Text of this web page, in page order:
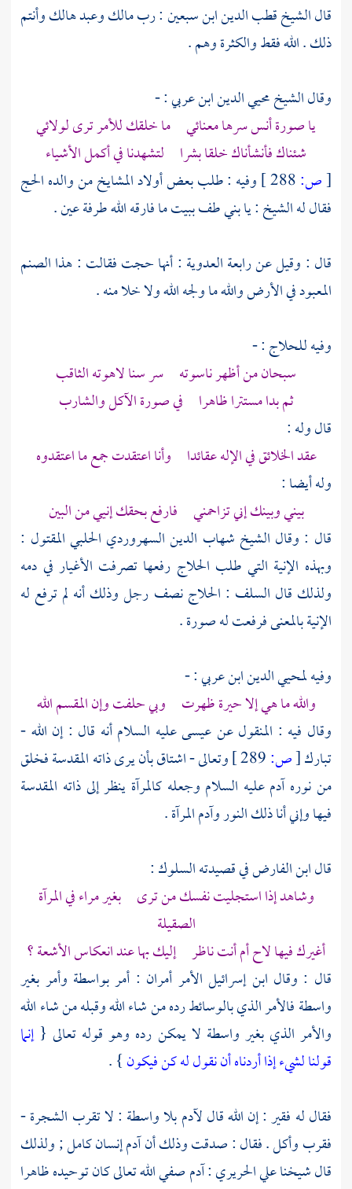
قالالشيخ قطب الدين ابن سبعين: رب مالك وعبد هالك وأنتم
ذلك . الله فقط والكثرة وهم .
وقالالشيخ محيي الدين ابن عربي: -
يا صورة أنس سرها معنائي ما خلقك للأمر ترى لولائي
شئناك فأنشأناك خلقا بشرا لتشهدنا في أكمل الأشياء
[ص:
وفيه : طلب بعض أولاد المشايخ من والده الحج
فقال له الشيخ : يا بني طف ببيت ما فارقه الله طرفة عين .
قال : وقيل عنرابعة العدوية : أنها حجت فقالت : هذا الصنم
المعبود في الأرض والله ما ولجه الله ولا خلا منه .
وفيه للحلاج : -
سبحان من أظهر ناسوته سر سنا لاهوته الثاقب
ثم بدا مستترا ظاهرا في صورة الآكل والشارب
قال وله :
عقد الخلائق في الإله عقائدا وأنا اعتقدت جمع ما اعتقدوه
وله أيضا :
بيني وبينك إني تزاحمني فارفع بحقك إنيي من البين
قال : وقال الشيخ شهاب الدين السهروردي الحلبيالمقتول :
وبهذه الإنية التي طلب الحلاج رفعها تصرفت الأغيار في دمه
ولذلك قال السلف : الحلاجنصف رجل وذلك أنه لم ترفع له
الإنية بالمعنى فرفعت له صورة .
وفيه لمحيي الدين ابن عربي : -
والله ما هي إلا حيرة ظهرت وبي حلفت وإن المقسم الله
وقال فيه : المنقول عنعيسىعليه السلام أنه قال : إن الله -
تبارك[ص:
وتعالى - اشتاق بأن يرى ذاته المقدسة فخلق
من نورهآدمعليه السلام وجعله كالمرآة ينظر إلى ذاته المقدسة
فيها وإني أنا ذلك النوروآدمالمرآة .
قال ابن الفارض في قصيدته السلوك :
وشاهد إذا استجليت نفسك من ترى بغير مراء في المرآة
الصقيلة
أغيرك فيها لاح أم أنت ناظر إليك بها عند انعكاس الأشعة ؟
قال : وقال ابن إسرائيل الأمر أمران : أمر بواسطة وأمر بغير
واسطة فالأمر الذي بالوسائط رده من شاء الله وقبله من شاء الله
والأمر الذي بغير واسطة لا يمكن رده وهو قوله تعالى {إنما
قولنا لشيء إذا أردناه أن نقول له كن فيكون} .
فقال له فقير : إن الله قاللآدمبلا واسطة : لا تقرب الشجرة -
فقرب وأكل . فقال : صدقت وذلك أنآدمإنسان كامل ; ولذلك
قال شيخناعلي الحريري:آدمصفي الله تعالى كان توحيده ظاهرا